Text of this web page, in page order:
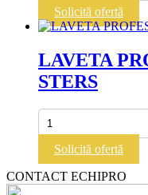
CROMAT
|
pentru
curatenie
Solicită ofertă
LAVETA
STERS
Cantitate
LAVETA
PROFESIONALA
DE
STERS
Solicită ofertă
CONTACT ECHIPRO